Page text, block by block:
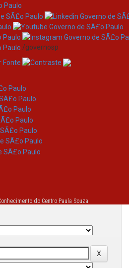
/governosp
do Centro Paula Souza